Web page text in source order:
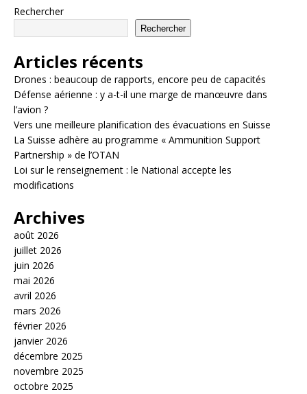
Rechercher
Rechercher
Articles récents
Drones : beaucoup de rapports, encore peu de capacités
Défense aérienne : y a-t-il une marge de manœuvre dans
l’avion ?
Vers une meilleure planification des évacuations en Suisse
La Suisse adhère au programme « Ammunition Support
Partnership » de l’OTAN
Loi sur le renseignement : le National accepte les
modifications
Archives
août 2026
juillet 2026
juin 2026
mai 2026
avril 2026
mars 2026
février 2026
janvier 2026
décembre 2025
novembre 2025
octobre 2025